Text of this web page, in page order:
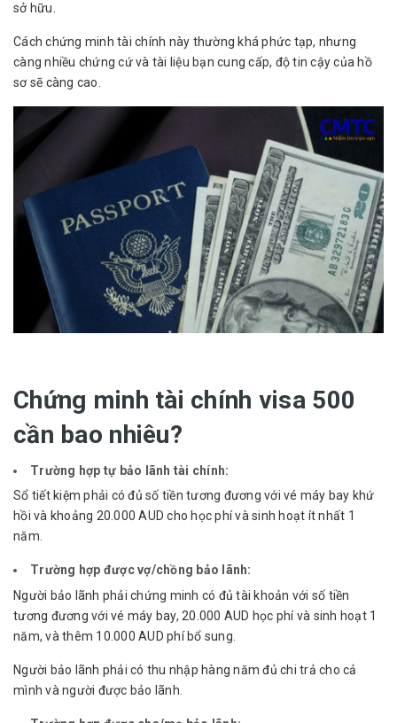
sở hữu.
Cách chứng minh tài chính này thường khá phức tạp, nhưng
càng nhiều chứng cứ và tài liệu bạn cung cấp, độ tin cậy của hồ
sơ sẽ càng cao.
Chứng minh tài chính visa 500
cần bao nhiêu?
Trường hợp tự bảo lãnh tài chính:
Sổ tiết kiệm phải có đủ số tiền tương đương với vé máy bay khứ
hồi và khoảng 20.000 AUD cho học phí và sinh hoạt ít nhất 1
năm.
Trường hợp được vợ/chồng bảo lãnh:
Người bảo lãnh phải chứng minh có đủ tài khoản với số tiền
tương đương với vé máy bay, 20.000 AUD học phí và sinh hoạt 1
năm, và thêm 10.000 AUD phí bổ sung.
Người bảo lãnh phải có thu nhập hàng năm đủ chi trả cho cả
mình và người được bảo lãnh.